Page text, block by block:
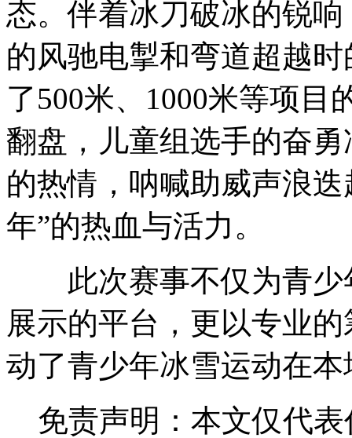
态。伴着冰刀破冰的锐
的风驰电掣和弯道超越
了500米、1000米等项目
翻盘，儿童组选手的奋
的热情，呐喊助威声浪
年”的热血与活力。
此次赛事不仅为青少
展示的平台，更以专业
动了青少年冰雪运动在
免责声明：本文仅代表